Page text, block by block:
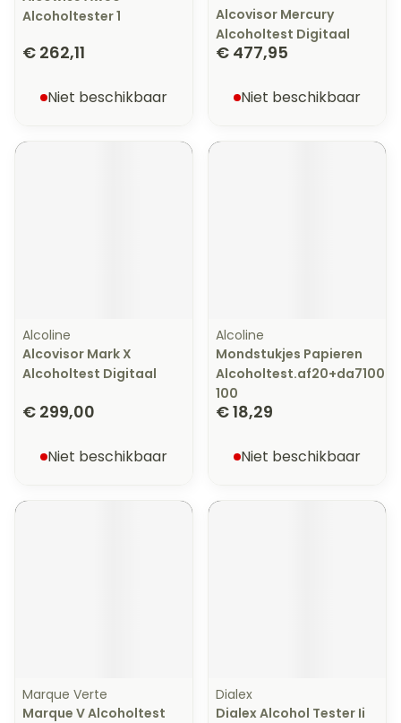
Alcoholtester 1
€ 262,11
Niet beschikbaar
Alcovisor Mercury
Alcoholtest Digitaal
€ 477,95
Niet beschikbaar
Alcoline
Alcovisor Mark X
Alcoholtest Digitaal
€ 299,00
Niet beschikbaar
Alcoline
Mondstukjes Papieren
Alcoholtest.af20+da7100
100
€ 18,29
Niet beschikbaar
Marque Verte
Marque V Alcoholtest
Dialex
Dialex Alcohol Tester Ii